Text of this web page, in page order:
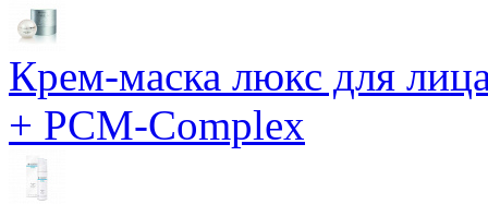
Крем-маска люкс для
+ PCM-Complex